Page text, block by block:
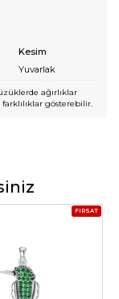
Kesim
Yuvarlak
ağırlıklar
gösterebilir.
FIRSAT